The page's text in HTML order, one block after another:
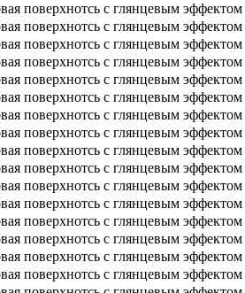
поверхнотсь с глянцевым эффектом
поверхнотсь с глянцевым эффектом
поверхнотсь с глянцевым эффектом
поверхнотсь с глянцевым эффектом
поверхнотсь с глянцевым эффектом
поверхнотсь с глянцевым эффектом
поверхнотсь с глянцевым эффектом
поверхнотсь с глянцевым эффектом
поверхнотсь с глянцевым эффектом
поверхнотсь с глянцевым эффектом
поверхнотсь с глянцевым эффектом
поверхнотсь с глянцевым эффектом
поверхнотсь с глянцевым эффектом
поверхнотсь с глянцевым эффектом
поверхнотсь с глянцевым эффектом
поверхнотсь с глянцевым эффектом